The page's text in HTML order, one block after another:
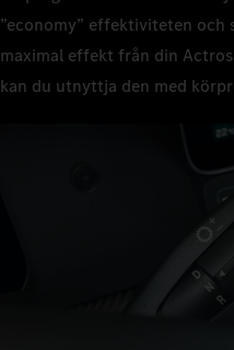
”economy” effektiviteten och
maximal effekt från din
kan du utnyttja den med